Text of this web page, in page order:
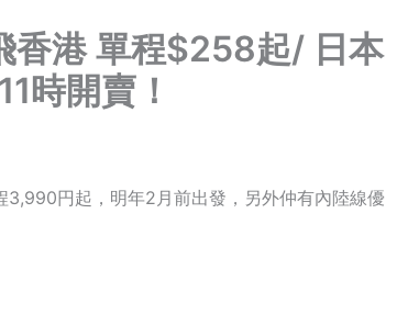
香港 單程$258起/ 日本
時開賣！
円起，明年2月前出發，另外仲有內陸線優